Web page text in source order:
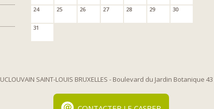
24 25 26 27 28 29 30
31
UCLOUVAIN SAINT-LOUIS BRUXELLES - Boulevard du Jardin Botanique 43